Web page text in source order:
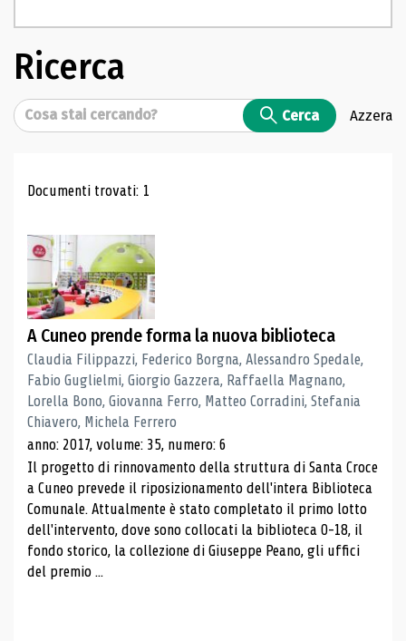
Ricerca
Cerca Cerca Azzera
Risultati di ricerca
Documenti trovati: 1
A Cuneo prende forma la nuova biblioteca
Claudia Filippazzi, Federico Borgna, Alessandro Spedale,
Fabio Guglielmi, Giorgio Gazzera, Raffaella Magnano,
Lorella Bono, Giovanna Ferro, Matteo Corradini, Stefania
Chiavero, Michela Ferrero
anno: 2017, volume: 35, numero: 6
Il progetto di rinnovamento della struttura di Santa Croce
a Cuneo prevede il riposizionamento dell'intera Biblioteca
Comunale. Attualmente è stato completato il primo lotto
dell'intervento, dove sono collocati la biblioteca 0-18, il
fondo storico, la collezione di Giuseppe Peano, gli uffici
del premio ...